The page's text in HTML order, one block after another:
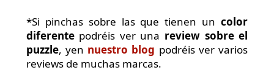
*Si pinchas sobre las que tienen uncolor
diferentepodréis ver una review sobre el
puzzle, yen nuestro blog podréis ver varios
reviews de muchas marcas.